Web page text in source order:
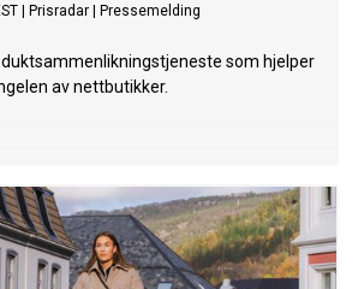
Prisradar Pressemelding
som hjelper
av nettbutikker.